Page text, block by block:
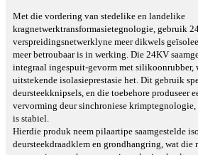
Met die vordering van stedelike en landelike
kragnetwerktransformasietegnologie, gebruik
verspreidingsnetwerklyne meer dikwels
meer betroubaar is in werking. Die 24KV
integraal ingespuit-gevorm met
uitstekende isolasieprestasie het. Dit gebruik
deursteekknipsels, en die toebehore produseer
vervorming deur sinchroniese
is stabiel.
Hierdie produk neem pilaartipe saamgestelde
deursteekdraadklem en grondhangring, wat